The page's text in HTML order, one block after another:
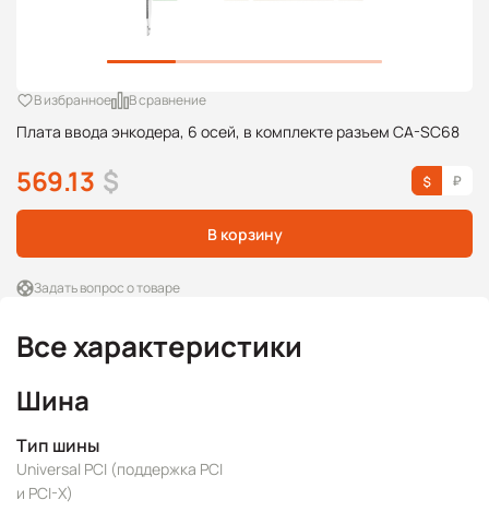
Плата ввода энкодера, 6 осей, в комплекте разъем CA-SC68
В избранное В сравнение
569.13 $
В корзину
Задать вопрос о товаре
Все характеристики
Шина
Тип шины
Universal PCI (поддержка PCI
и PCI-X)